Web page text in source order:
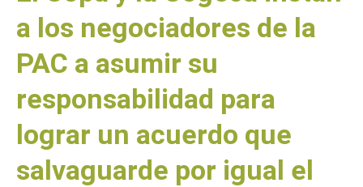
a los negociadores de la
PAC a asumir su
responsabilidad para
lograr un acuerdo que
salvaguarde por igual el